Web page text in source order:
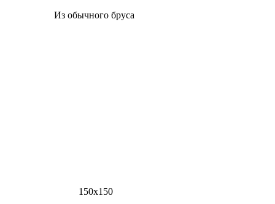
Из обычного бруса
150х150